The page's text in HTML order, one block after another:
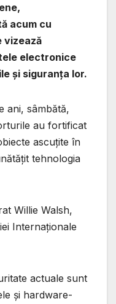
acum cu
vizează
electronice
și siguranța lor.
ani, sâmbătă,
au fortificat
ascuțite în
tehnologia
Willie Walsh,
Internaționale
actuale sunt
și hardware-